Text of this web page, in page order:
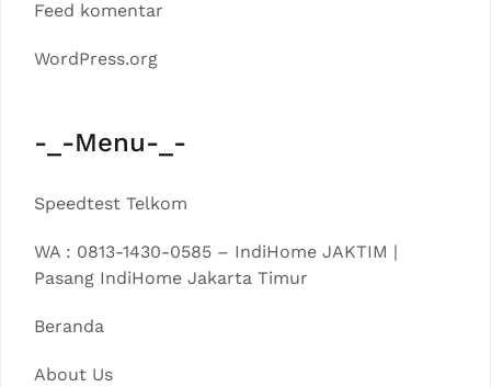
Feed komentar
WordPress.org
-_-Menu-_-
Speedtest Telkom
WA : 0813-1430-0585 – IndiHome JAKTIM |
Pasang IndiHome Jakarta Timur
Beranda
About Us